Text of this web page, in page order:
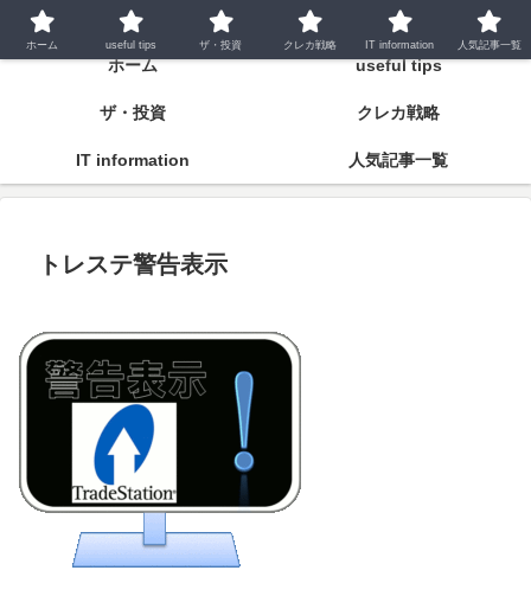
潤いとゆとりの明日をつくるために
ホーム useful tips
ザ・投資 クレカ戦略
IT information 人気記事一覧
トレステ警告表示
ホーム useful tips ザ・投資 クレカ戦略 IT information 人気記事一覧